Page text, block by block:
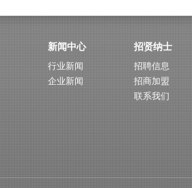
新闻中心
行业新闻
企业新闻
招贤纳士
招聘信息
招商加盟
联系我们